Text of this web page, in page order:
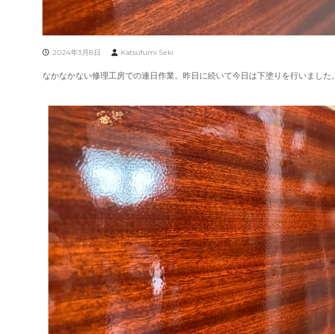
2024年3月8日 Katsufumi Seki
なかなかない修理工房での連日作業。昨日に続いて今日は下塗りを行いました。